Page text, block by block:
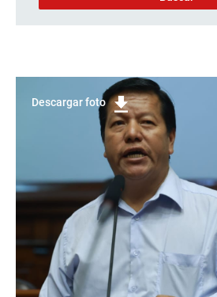
Descargar foto